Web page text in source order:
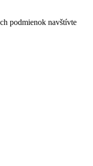
podmienok navštívte